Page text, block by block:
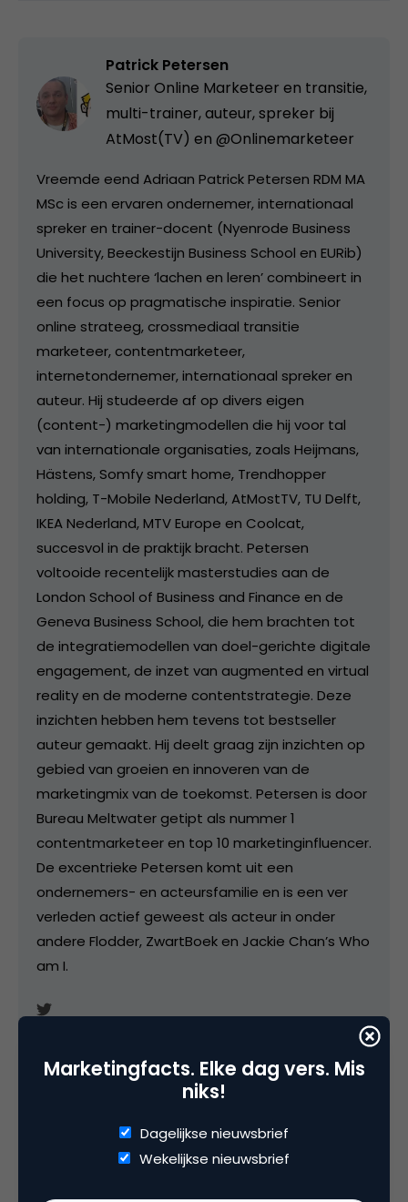
Patrick Petersen
Senior Online Marketeer en transitie,
multi-trainer, auteur, spreker bij
AtMost(TV) en @Onlinemarketeer
Vreemde eend Adriaan Patrick Petersen RDM MA
MSc is een ervaren ondernemer, internationaal
spreker en trainer-docent (Nyenrode Business
University, Beeckestijn Business School en EURib)
die het nuchtere ‘lachen en leren’ combineert in
een focus op pragmatische inspiratie. Senior
online strateeg, crossmediaal transitie
marketeer, contentmarketeer,
internetondernemer, internationaal spreker en
auteur. Hij studeerde af op divers eigen
(content-) marketingmodellen die hij voor tal
van internationale organisaties, zoals Heijmans,
Hästens, Somfy smart home, Trendhopper
holding, T-Mobile Nederland, AtMostTV, TU Delft,
IKEA Nederland, MTV Europe en Coolcat,
succesvol in de praktijk bracht. Petersen
voltooide recentelijk masterstudies aan de
London School of Business and Finance en de
Geneva Business School, die hem brachten tot
de integratiemodellen van doel-gerichte digitale
engagement, de inzet van augmented en virtual
reality en de moderne contentstrategie. Deze
inzichten hebben hem tevens tot bestseller
auteur gemaakt. Hij deelt graag zijn inzichten op
gebied van groeien en innoveren van de
marketingmix van de toekomst. Petersen is door
Bureau Meltwater getipt als nummer 1
contentmarketeer en top 10 marketinginfluencer.
De excentrieke Petersen komt uit een
ondernemers- en acteursfamilie en is een ver
verleden actief geweest als acteur in onder
andere Flodder, ZwartBoek en Jackie Chan’s Who
am I.
Marketingfacts. Elke dag vers. Mis
niks!
Dagelijkse nieuwsbrief
Wekelijkse nieuwsbrief